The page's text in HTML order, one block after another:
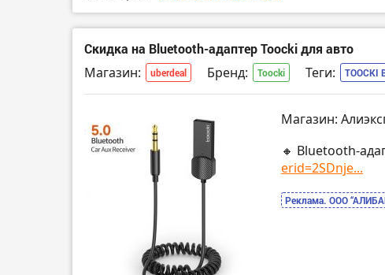
Скидка на Bluetooth-адаптер Toocki для авто
Магазин: uberdeal Бренд: Toocki Теги: TOOCKI
Магазин:
🔸 Bluetooth-
erid=2SDnje...
Реклама. ООО